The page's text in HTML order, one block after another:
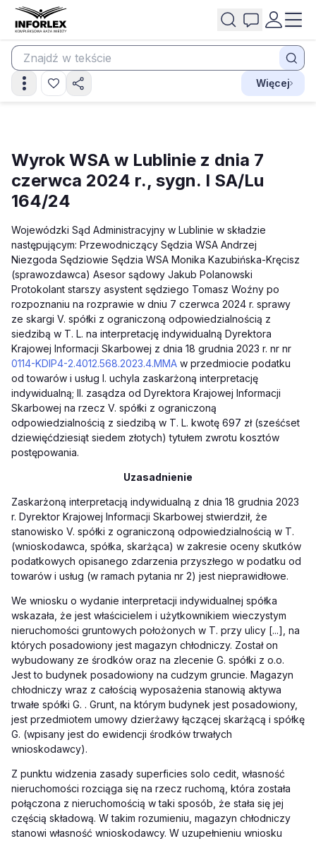
Więcej
Wyrok WSA w Lublinie z dnia 7
czerwca 2024 r., sygn. I SA/Lu
164/24
Wojewódzki Sąd Administracyjny w Lublinie w składzie
następującym: Przewodniczący Sędzia WSA Andrzej
Niezgoda Sędziowie Sędzia WSA Monika Kazubińska-Kręcisz
(sprawozdawca) Asesor sądowy Jakub Polanowski
Protokolant starszy asystent sędziego Tomasz Woźny po
rozpoznaniu na rozprawie w dniu 7 czerwca 2024 r. sprawy
ze skargi V. spółki z ograniczoną odpowiedzialnością z
siedzibą w T. L. na interpretację indywidualną Dyrektora
Krajowej Informacji Skarbowej z dnia 18 grudnia 2023 r. nr nr
0114-KDIP4-2.4012.568.2023.4.MMA w przedmiocie podatku
od towarów i usług I. uchyla zaskarżoną interpretację
indywidualną; II. zasądza od Dyrektora Krajowej Informacji
Skarbowej na rzecz V. spółki z ograniczoną
odpowiedzialnością z siedzibą w T. L. kwotę 697 zł (sześćset
dziewięćdziesiąt siedem złotych) tytułem zwrotu kosztów
postępowania.
Uzasadnienie
Zaskarżoną interpretacją indywidualną z dnia 18 grudnia 2023
r. Dyrektor Krajowej Informacji Skarbowej stwierdził, że
stanowisko V. spółki z ograniczoną odpowiedzialnością w T.
(wnioskodawca, spółka, skarżąca) w zakresie oceny skutków
podatkowych opisanego zdarzenia przyszłego w podatku od
towarów i usług (w ramach pytania nr 2) jest nieprawidłowe.
We wniosku o wydanie interpretacji indywidualnej spółka
wskazała, że jest właścicielem i użytkownikiem wieczystym
nieruchomości gruntowych położonych w T. przy ulicy [...], na
których posadowiony jest magazyn chłodniczy. Został on
wybudowany ze środków oraz na zlecenie G. spółki z o.o.
Jest to budynek posadowiony na cudzym gruncie. Magazyn
chłodniczy wraz z całością wyposażenia stanowią aktywa
trwałe spółki G. . Grunt, na którym budynek jest posadowiony,
jest przedmiotem umowy dzierżawy łączącej skarżącą i spółkę
G. (wpisany jest do ewidencji środków trwałych
wnioskodawcy).
Z punktu widzenia zasady superficies solo cedit, własność
nieruchomości rozciąga się na rzecz ruchomą, która została
połączona z nieruchomością w taki sposób, że stała się jej
częścią składową. W takim rozumieniu, magazyn chłodniczy
stanowi własność wnioskodawcy. W uzupełnieniu wniosku